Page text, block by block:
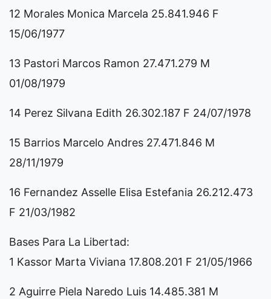
12 Morales Monica Marcela 25.841.946 F
15/06/1977
13 Pastori Marcos Ramon 27.471.279 M
01/08/1979
14 Perez Silvana Edith 26.302.187 F 24/07/1978
15 Barrios Marcelo Andres 27.471.846 M
28/11/1979
16 Fernandez Asselle Elisa Estefania 26.212.473
F 21/03/1982
Bases Para La Libertad:
1 Kassor Marta Viviana 17.808.201 F 21/05/1966
2 Aguirre Piela Naredo Luis 14.485.381 M